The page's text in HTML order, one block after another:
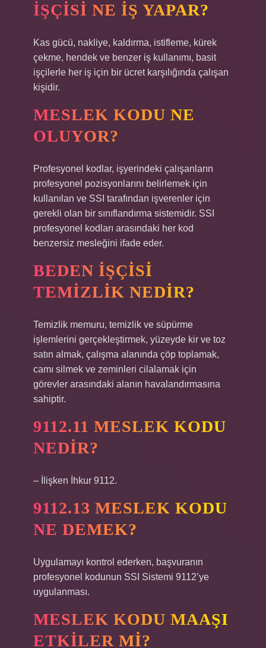
IŞÇISI NE IŞ YAPAR?
Kas gücü, nakliye, kaldırma, istifleme, kürek
çekme, hendek ve benzer iş kullanımı, basit
işçilerle her iş için bir ücret karşılığında çalışan
kişidir.
MESLEK KODU NE
OLUYOR?
Profesyonel kodlar, işyerindeki çalışanların
profesyonel pozisyonlarını belirlemek için
kullanılan ve SSI tarafından işverenler için
gerekli olan bir sınıflandırma sistemidir. SSI
profesyonel kodları arasındaki her kod
benzersiz mesleğini ifade eder.
BEDEN IŞÇISI
TEMIZLIK NEDIR?
Temizlik memuru, temizlik ve süpürme
işlemlerini gerçekleştirmek, yüzeyde kir ve toz
satın almak, çalışma alanında çöp toplamak,
camı silmek ve zeminleri cilalamak için
görevler arasındaki alanın havalandırmasına
sahiptir.
9112.11 MESLEK KODU
NEDIR?
– İlişken İhkur 9112.
9112.13 MESLEK KODU
NE DEMEK?
Uygulamayı kontrol ederken, başvuranın
profesyonel kodunun SSI Sistemi 9112’ye
uygulanması.
MESLEK KODU MAAŞI
ETKILER MI?